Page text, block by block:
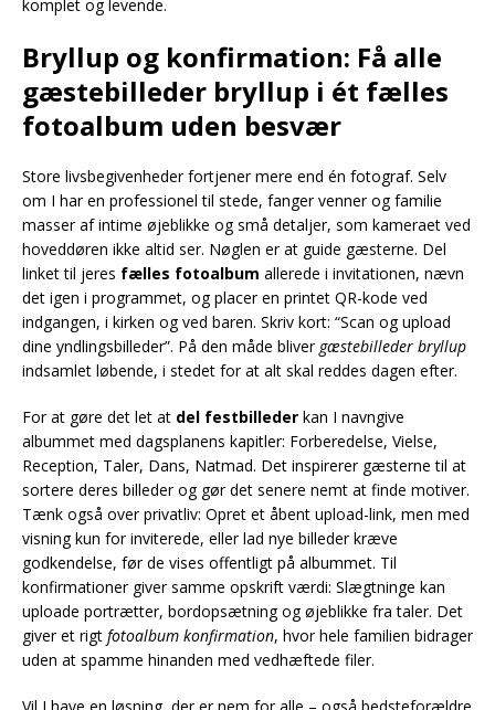
komplet og levende.
Bryllup og konfirmation: Få alle
gæstebilleder bryllup i ét fælles
fotoalbum uden besvær
Store livsbegivenheder fortjener mere end én fotograf. Selv
om I har en professionel til stede, fanger venner og familie
masser af intime øjeblikke og små detaljer, som kameraet ved
hoveddøren ikke altid ser. Nøglen er at guide gæsterne. Del
linket til jeres fælles fotoalbum allerede i invitationen, nævn
det igen i programmet, og placer en printet QR-kode ved
indgangen, i kirken og ved baren. Skriv kort: “Scan og upload
dine yndlingsbilleder”. På den måde bliver gæstebilleder bryllup
indsamlet løbende, i stedet for at alt skal reddes dagen efter.
For at gøre det let at del festbilleder kan I navngive
albummet med dagsplanens kapitler: Forberedelse, Vielse,
Reception, Taler, Dans, Natmad. Det inspirerer gæsterne til at
sortere deres billeder og gør det senere nemt at finde motiver.
Tænk også over privatliv: Opret et åbent upload-link, men med
visning kun for inviterede, eller lad nye billeder kræve
godkendelse, før de vises offentligt på albummet. Til
konfirmationer giver samme opskrift værdi: Slægtninge kan
uploade portrætter, bordopsætning og øjeblikke fra taler. Det
giver et rigt fotoalbum konfirmation, hvor hele familien bidrager
uden at spamme hinanden med vedhæftede filer.